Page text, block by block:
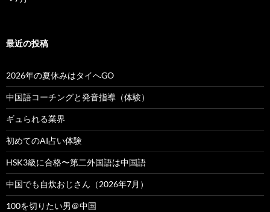
最近の投稿
2026年の夏休みはタイへGO
中国語コーチングと発音指導（体験）
ギュられる業界
初めてのAI占い体験
HSK3級に合格〜第二外国語は中国語
中国でも自炊おじさん（2026年7月）
100を切りたい男＠中国